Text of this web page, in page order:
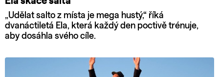
„Udělat salto z místa je mega hustý,“ říká
dvanáctiletá Ela, která každý den poctivě trénuje,
aby dosáhla svého cíle.